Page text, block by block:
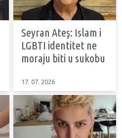
Seyran Ateş: Islam i
LGBTI identitet ne
moraju biti u sukobu
17. 07. 2026